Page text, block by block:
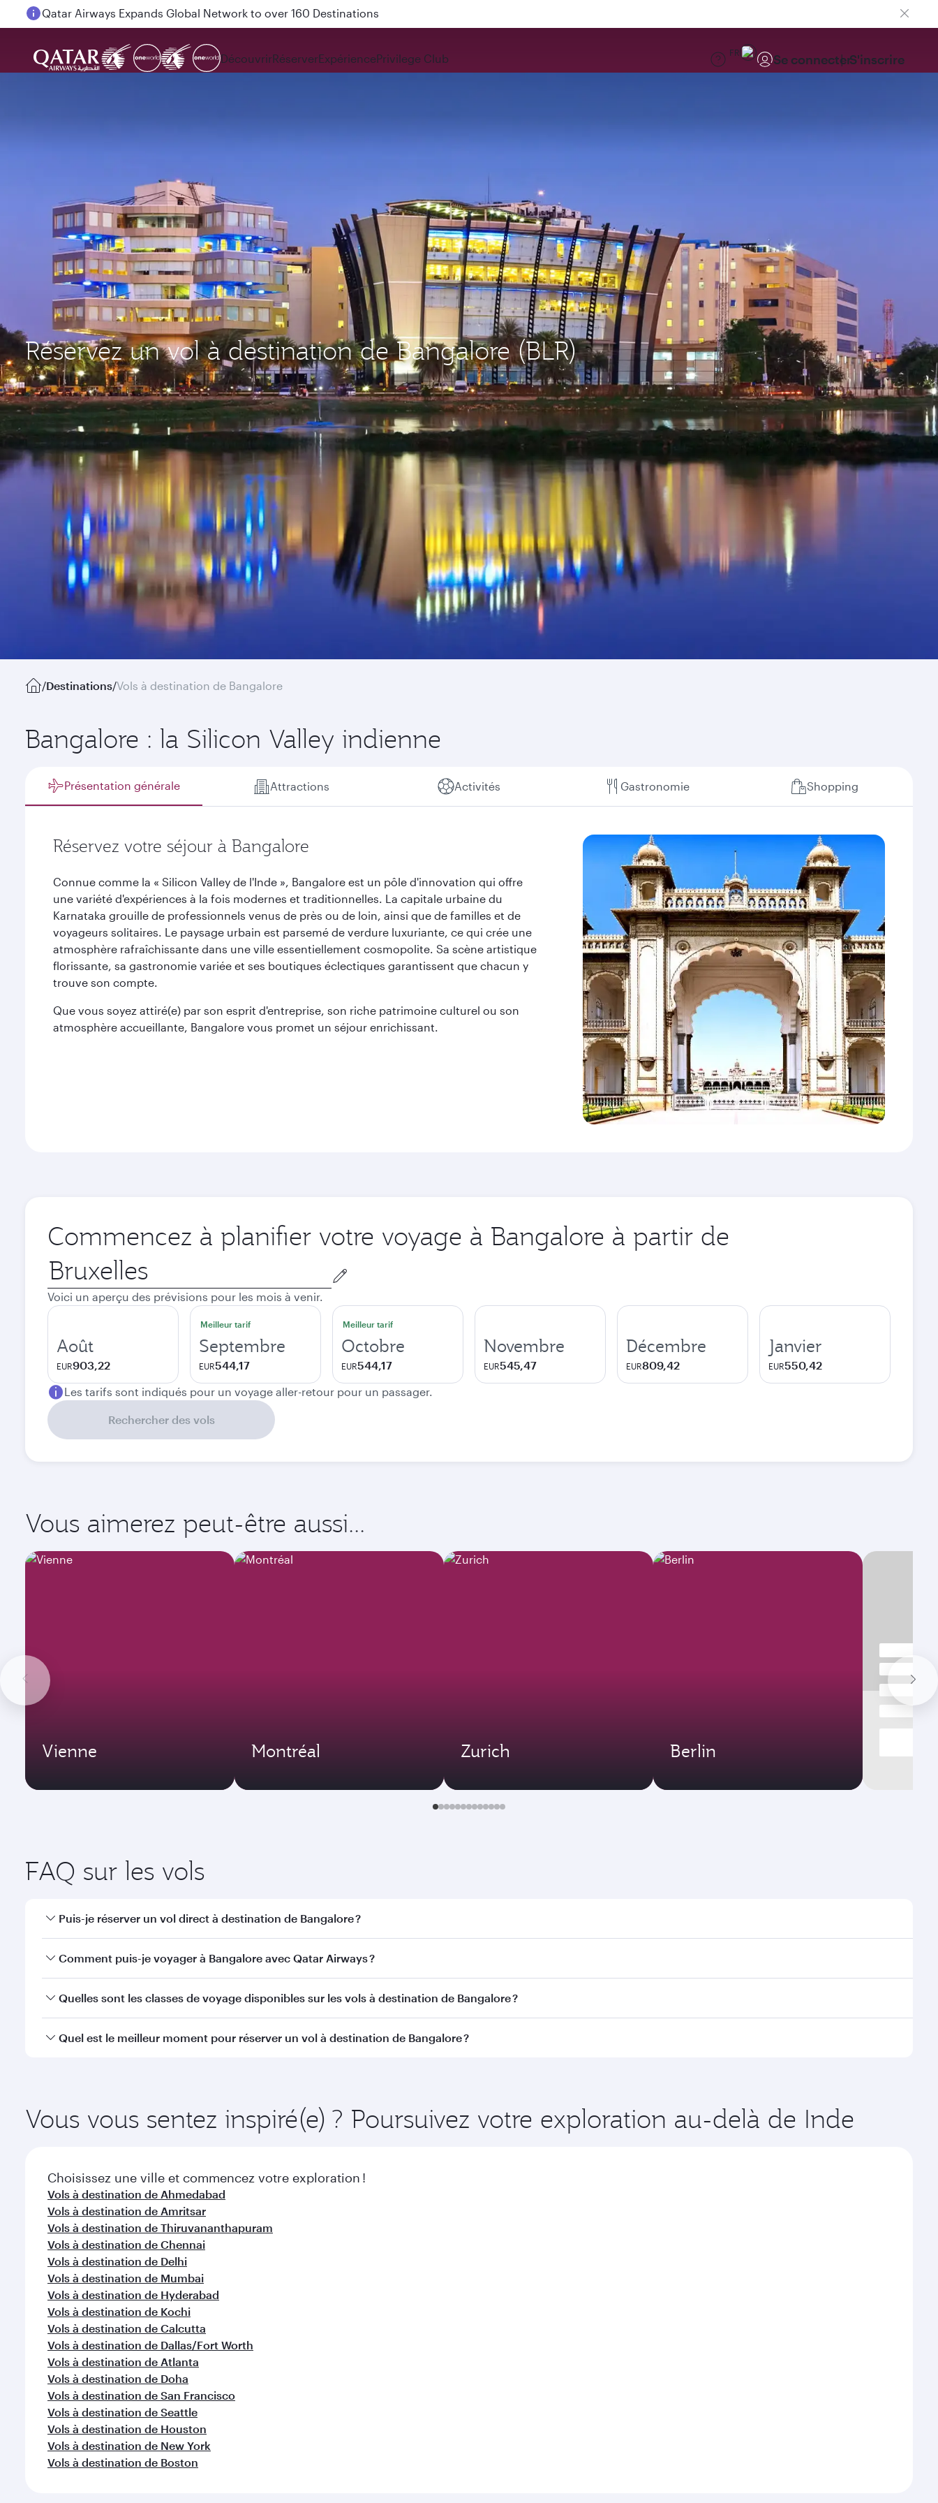
Passengers flying between Doha and Auckland on QR914 and QR915
DécouvrirRéserverExpériencePrivilege Club FR Se connecterS'inscrire
Réservez un vol à destination de Bangalore (BLR)
/Destinations/Vols à destination de Bangalore
Bangalore : la Silicon Valley indienne
Présentation générale Attractions Activités Gastronomie Shopping
Réservez votre séjour à Bangalore
Connue comme la « Silicon Valley de l'Inde », Bangalore est un pôle d'innovation qui offre
une variété d'expériences à la fois modernes et traditionnelles. La capitale urbaine du
Karnataka grouille de professionnels venus de près ou de loin, ainsi que de familles et de
voyageurs solitaires. Le paysage urbain est parsemé de verdure luxuriante, ce qui crée une
atmosphère rafraîchissante dans une ville essentiellement cosmopolite. Sa scène artistique
florissante, sa gastronomie variée et ses boutiques éclectiques garantissent que chacun y
trouve son compte.
Que vous soyez attiré(e) par son esprit d'entreprise, son riche patrimoine culturel ou son
atmosphère accueillante, Bangalore vous promet un séjour enrichissant.
Commencez à planifier votre voyage à Bangalore à partir de
Ville
de
départ
Voici un aperçu des prévisions pour les mois à venir.
Août
EUR903,22
Meilleur tarif
Septembre
EUR544,17
Meilleur tarif
Octobre
EUR544,17
Novembre
EUR545,47
Décembre
EUR809,42
Janvier
EUR550,42
Les tarifs sont indiqués pour un voyage aller-retour pour un passager.
Rechercher des vols
Vous aimerez peut-être aussi...
Vienne Montréal Zurich Berlin
FAQ sur les vols
Puis-je réserver un vol direct à destination de Bangalore ?
Oui, Qatar Airways opère des vols directs vers Bangalore. Recherchez les vols depuis notre page d'accueil pour trouver les horaires et la fréquence des vols.
Comment puis-je voyager à Bangalore avec Qatar Airways ?
Vous pouvez voyager directement à Bangalore avec Qatar Airways. Nous desservons plus de 150 destinations via Doha, avec des correspondances fluides et
Quelles sont les classes de voyage disponibles sur les vols à destination de Bangalore ?
La disponibilité des classes de voyage dépend de l'itinéraire et de la compagnie aérienne opérant le vol. Sur les vols opérés par Qatar Airways, vous pouvez
Quel est le meilleur moment pour réserver un vol à destination de Bangalore ?
Vous vous sentez inspiré(e) ? Poursuivez votre exploration au-delà de Inde
Choisissez une ville et commencez votre exploration !
Vols à destination de Ahmedabad
Vols à destination de Amritsar
Vols à destination de Thiruvananthapuram
Vols à destination de Chennai
Vols à destination de Delhi
Vols à destination de Mumbai
Vols à destination de Hyderabad
Vols à destination de Kochi
Vols à destination de Calcutta
Vols à destination de Dallas/Fort Worth
Vols à destination de Atlanta
Vols à destination de Doha
Vols à destination de San Francisco
Vols à destination de Seattle
Vols à destination de Houston
Vols à destination de New York
Vols à destination de Boston